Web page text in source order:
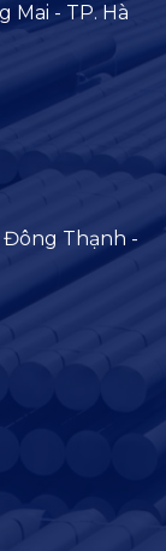
Mai - TP. Hà
Đông Thạnh -